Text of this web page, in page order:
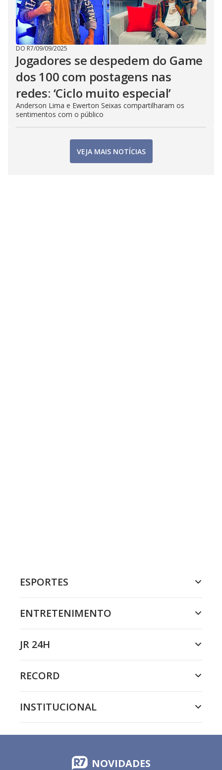
DO R7/09/09/2025
Jogadores se despedem do Game
dos 100 com postagens nas
redes: ‘Ciclo muito especial’
Anderson Lima e Ewerton Seixas compartilharam os
sentimentos com o público
VEJA MAIS NOTÍCIAS
ESPORTES
ENTRETENIMENTO
JR 24H
RECORD
INSTITUCIONAL
NOVIDADES